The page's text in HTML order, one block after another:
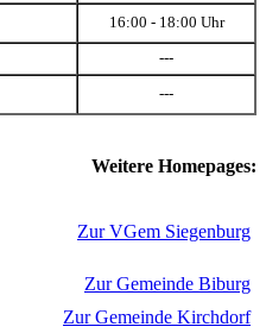
16:00 - 18:00 Uhr
---
---
Weitere Homepages:
Zur VGem Siegenburg
Zur Gemeinde Biburg
Zur Gemeinde Kirchdorf